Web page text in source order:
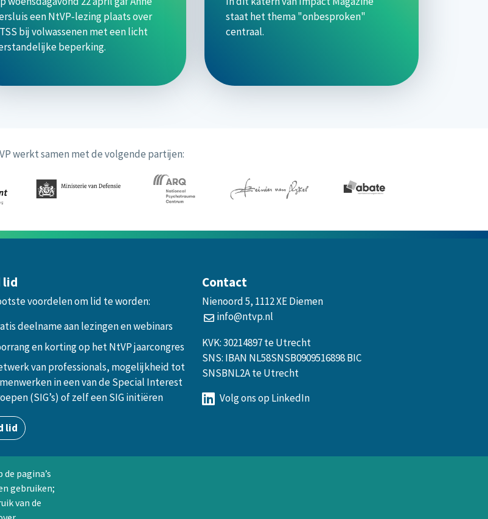
pagina’s
gebruiken;
van de
een NtVP‑lezing plaats over
bij volwassenen met een licht
beperking.
staat het thema "onbesproken"
centraal.
werkt samen met de volgende partijen:
lid
voordelen om lid te worden:
deelname aan lezingen en webinars
en korting op het NtVP jaarcongres
van professionals, mogelijkheid tot
in een van de Special Interest
(SIG’s) of zelf een SIG initiëren
lid
Contact
Nienoord 5, 1112 XE Diemen
info@ntvp.nl
KVK: 30214897 te Utrecht
SNS: IBAN NL58SNSB0909516898 BIC
SNSBNL2A te Utrecht
Volg ons op LinkedIn